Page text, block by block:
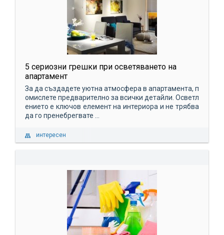
5 сериозни грешки при осветяването на
апартамент
За да създадете уютна атмосфера в апартамента, п
омислете предварително за всички детайли. Осветл
ението е ключов елемент на интериора и не трябва
да го пренебрегвате ...
интересен